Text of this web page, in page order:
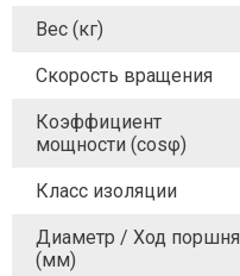
Вес (кг)
Скорость вращения
Коэффициент
мощности (cosφ)
Класс изоляции
Диаметр / Ход поршня
(мм)